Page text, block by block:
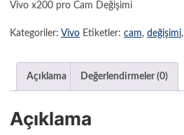
Vivo x200 pro Cam Değişimi
Kategoriler: Vivo Etiketler: cam, değişimi,
Açıklama Değerlendirmeler (0)
Açıklama